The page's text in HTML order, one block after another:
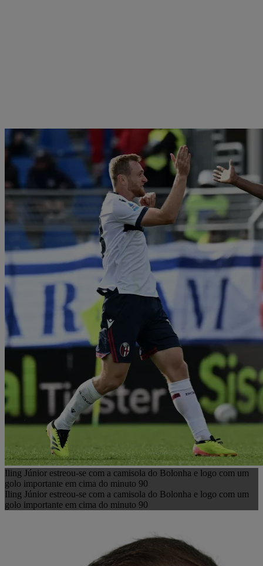
Iling Júnior estreou-se com a camisola do Bolonha e logo com um
golo importante em cima do minuto 90
Iling Júnior estreou-se com a camisola do Bolonha e logo com um
golo importante em cima do minuto 90